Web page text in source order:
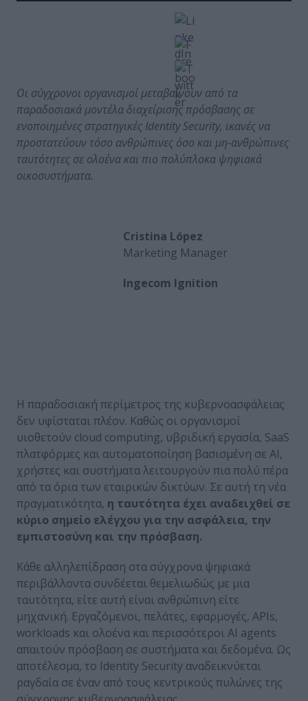
Οι σύγχρονοι οργανισμοί μεταβαίνουν από τα
παραδοσιακά μοντέλα διαχείρισης πρόσβασης σε
ενοποιημένες στρατηγικές IdentitySecurity, ικανές να
προστατεύουν τόσο ανθρώπινες όσο και μη-ανθρώπινες
ταυτότητες σε ολοένα και πιο πολύπλοκα ψηφιακά
οικοσυστήματα.
Cristina López
Marketing Manager
Ingecom Ignition
Η παραδοσιακή περίμετρος της κυβερνοασφάλειας
δεν υφίσταται πλέον. Καθώς οι οργανισμοί
υιοθετούν cloud computing, υβριδική εργασία, SaaS
πλατφόρμες και αυτοματοποίηση βασισμένη σε AI,
χρήστες και συστήματα λειτουργούν πια πολύ πέρα
από τα όρια των εταιρικών δικτύων. Σε αυτή τη νέα
πραγματικότητα, η ταυτότητα έχει αναδειχθεί σε
κύριο σημείο ελέγχου για την ασφάλεια, την
εμπιστοσύνη και την πρόσβαση.
Κάθε αλληλεπίδραση στα σύγχρονα ψηφιακά
περιβάλλοντα συνδέεται θεμελιωδώς με μια
ταυτότητα, είτε αυτή είναι ανθρώπινη είτε
μηχανική. Εργαζόμενοι, πελάτες, εφαρμογές, APIs,
workloads και ολοένα και περισσότεροι AI agents
απαιτούν πρόσβαση σε συστήματα και δεδομένα. Ως
αποτέλεσμα, το Identity Security αναδεικνύεται
ραγδαία σε έναν από τους κεντρικούς πυλώνες της